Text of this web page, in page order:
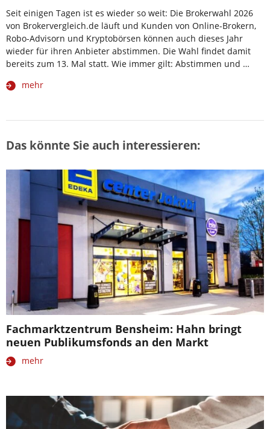
Seit einigen Tagen ist es wieder so weit: Die Brokerwahl 2026
von Brokervergleich.de läuft und Kunden von Online-Brokern,
Robo-Advisorn und Kryptobörsen können auch dieses Jahr
wieder für ihren Anbieter abstimmen. Die Wahl findet damit
bereits zum 13. Mal statt. Wie immer gilt: Abstimmen und …
mehr
Das könnte Sie auch interessieren:
Fachmarktzentrum Bensheim: Hahn bringt
neuen Publikumsfonds an den Markt
mehr